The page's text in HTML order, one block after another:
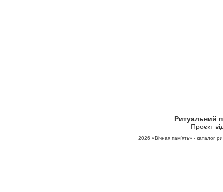
Ритуальний
Проєкт
2026 «Вічная пам'ять» - каталог